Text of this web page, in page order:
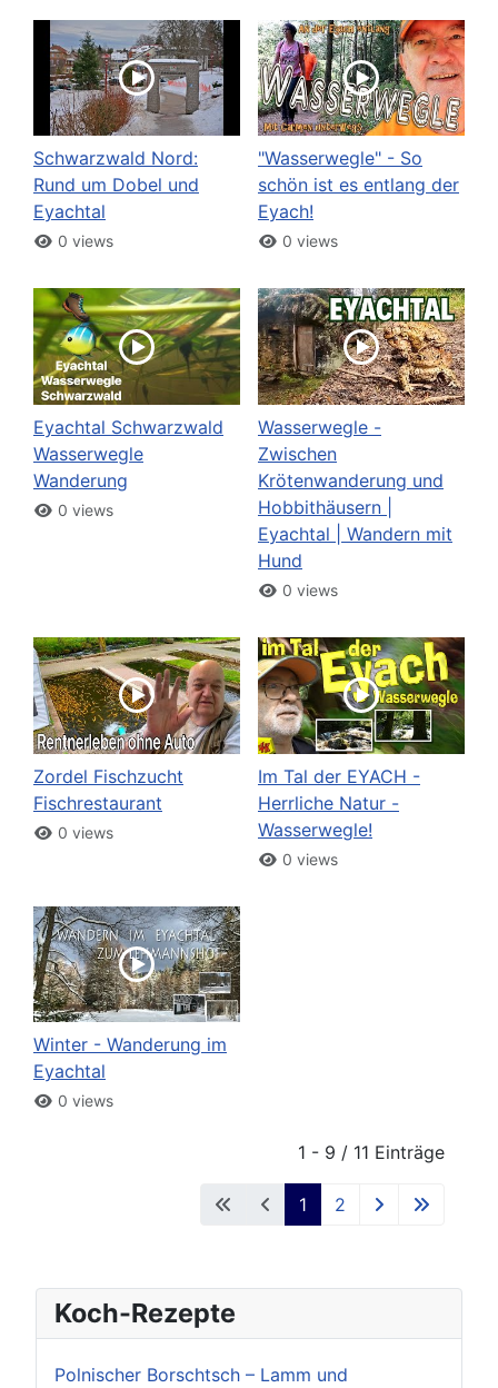
Schwarzwald Nord:
Rund um Dobel und
Eyachtal
0 views
"Wasserwegle" - So
schön ist es entlang der
Eyach!
0 views
Eyachtal Schwarzwald
Wasserwegle
Wanderung
0 views
Wasserwegle -
Zwischen
Krötenwanderung und
Hobbithäusern |
Eyachtal | Wandern mit
Hund
0 views
Zordel Fischzucht
Fischrestaurant
0 views
Im Tal der EYACH -
Herrliche Natur -
Wasserwegle!
0 views
Winter - Wanderung im
Eyachtal
0 views
1 - 9 / 11 Einträge
1 2
Koch-Rezepte
Polnischer Borschtsch – Lamm und